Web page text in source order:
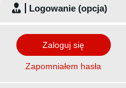
Logowanie (opcja)
Zaloguj się
Zapomniałem hasła